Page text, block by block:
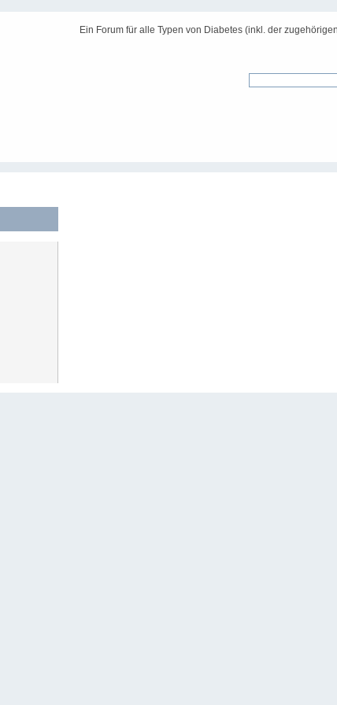
Ein Forum für alle Typen von Diabetes (inkl. der